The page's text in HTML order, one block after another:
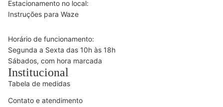
Estacionamento no local:
Instruções para Waze
Horário de funcionamento:
Segunda a Sexta das 10h às 18h
Sábados, com hora marcada
Institucional
Tabela de medidas
Contato e atendimento